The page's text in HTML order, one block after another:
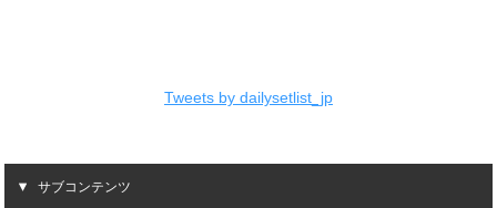
Tweets by dailysetlist_jp
サブコンテンツ